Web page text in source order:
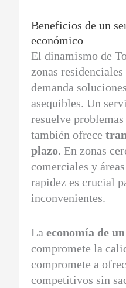
Beneficios de un
económico
El dinamismo de
zonas
demanda
asequibles. Un
resuelve
también ofrece
plazo. En zonas
comerciales y
rapidez es crucial
inconvenientes.
Laeconomía de
compromete la
compromete a
competitivos sin